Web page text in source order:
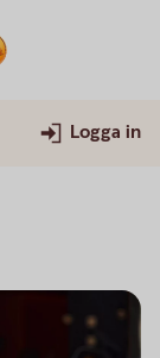
Logga in